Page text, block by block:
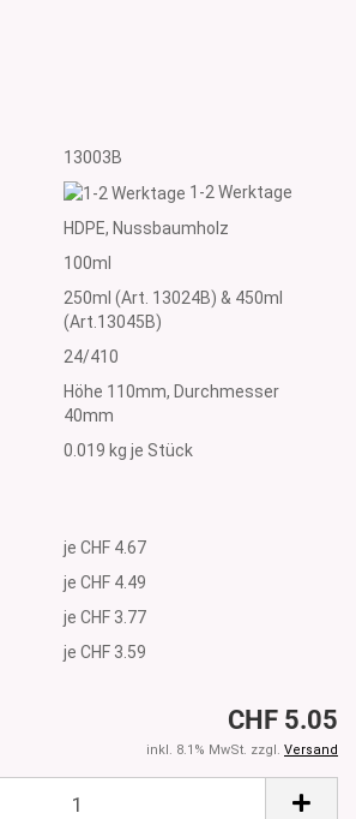
13003B
1-2 Werktage
HDPE, Nussbaumholz
100ml
250ml (Art. 13024B) & 450ml
(Art.13045B)
24/410
Höhe 110mm, Durchmesser
40mm
0.019 kg je Stück
je CHF 4.67
je CHF 4.49
je CHF 3.77
je CHF 3.59
CHF 5.05
inkl. 8.1% MwSt. zzgl. Versand